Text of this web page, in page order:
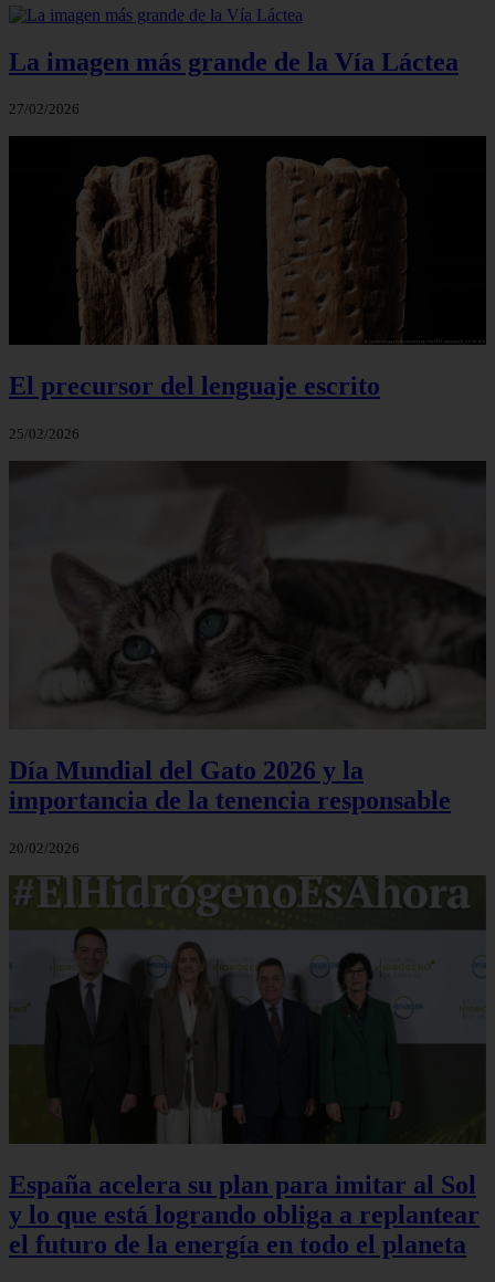
La imagen más grande de la Vía Láctea
27/02/2026
El precursor del lenguaje escrito
25/02/2026
Día Mundial del Gato 2026 y la
importancia de la tenencia responsable
20/02/2026
España acelera su plan para imitar al Sol
y lo que está logrando obliga a replantear
el futuro de la energía en todo el planeta